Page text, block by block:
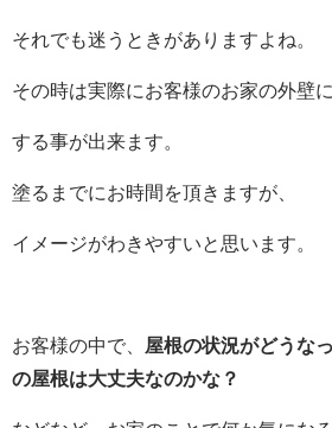
それでも迷うときがありますよね。
その時は実際にお客様のお家の外壁
する事が出来ます。
塗るまでにお時間を頂きますが、
イメージがわきやすいと思います。
お客様の中で、 屋根の状況がどうな
の屋根は大丈夫なのかな？